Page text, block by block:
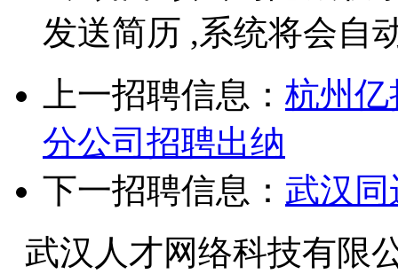
发送简历 ,系统将会自
上一招聘信息： 杭州
分公司招聘出纳
下一招聘信息： 武汉
武汉人才网络科技有限